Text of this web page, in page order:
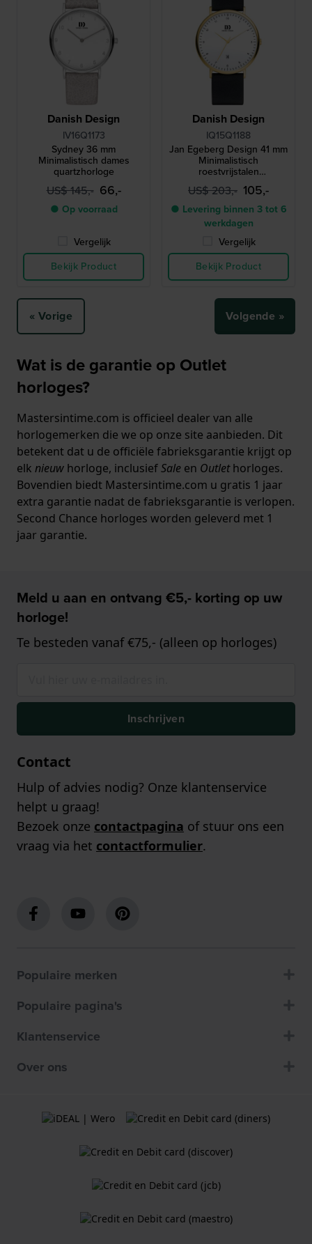
Danish Design
IV16Q1173
Sydney 36 mm
Minimalistisch dames
quartzhorloge
US$ 145,- 66,-
● Op voorraad
Vergelijk
Bekijk Product
Danish Design
IQ15Q1188
Jan Egeberg Design 41 mm
Minimalistisch
roestvrijstalen
quartzhorloge met datum
US$ 203,- 105,-
● Levering binnen 3 tot 6
werkdagen
Vergelijk
Bekijk Product
« Vorige Volgende »
Wat is de garantie op Outlet
horloges?
Mastersintime.com is officieel dealer van alle
horlogemerken die we op onze site aanbieden. Dit
betekent dat u de officiële fabrieksgarantie krijgt op
elk nieuw horloge, inclusiefSale en Outlethorloges.
Bovendien biedt Mastersintime.com u gratis 1 jaar
extra garantie nadat de fabrieksgarantie is verlopen.
Second Chance horloges worden geleverd met 1
jaar garantie.
Meld u aan en ontvang €5,- korting op uw
horloge!
Te besteden vanaf €75,- (alleen op horloges)
Inschrijven
Contact
Hulp of advies nodig? Onze klantenservice
helpt u graag!
Bezoek onze contactpagina of stuur ons een
vraag via het contactformulier.
Populaire merken
Populaire pagina's
Klantenservice
Over ons